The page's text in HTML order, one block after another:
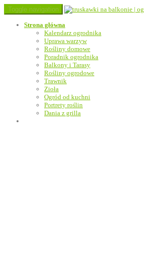
Toggle navigation
Strona główna
Kalendarz ogrodnika
Uprawa warzyw
Rośliny domowe
Poradnik ogrodnika
Balkony i Tarasy
Rośliny ogrodowe
Trawnik
Zioła
Ogród od kuchni
Portrety roślin
Dania z grilla